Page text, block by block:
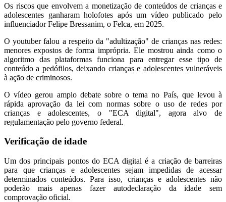
Os riscos que envolvem a monetização de conteúdos de crianças e
adolescentes ganharam holofotes após um vídeo publicado pelo
influenciador Felipe Bressanim, o Felca, em 2025.
O youtuber falou a respeito da "adultização" de crianças nas redes:
menores expostos de forma imprópria. Ele mostrou ainda como o
algoritmo das plataformas funciona para entregar esse tipo de
conteúdo a pedófilos, deixando crianças e adolescentes vulneráveis
à ação de criminosos.
O vídeo gerou amplo debate sobre o tema no País, que levou à
rápida aprovação da lei com normas sobre o uso de redes por
crianças e adolescentes, o "ECA digital", agora alvo de
regulamentação pelo governo federal.
Verificação de idade
Um dos principais pontos do ECA digital é a criação de barreiras
para que crianças e adolescentes sejam impedidas de acessar
determinados conteúdos. Para isso, crianças e adolescentes não
poderão mais apenas fazer autodeclaração da idade sem
comprovação oficial.